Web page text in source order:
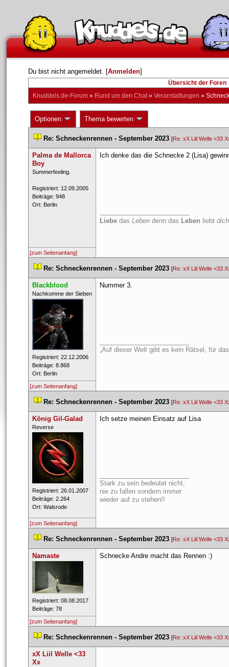
Du bist nicht angemeldet. [Anmelden]
Übersicht der Foren
Knuddels.de-Forum » Rund um den Chat » Veranstaltungen »
Optionen Thema bewerten
Re: Schneckenrennen - September 2023 [Re: xX Liil Welle <33
Palma de Mallorca
Boy
​Summerfeeling.
Registriert: 12.09.2005
Beiträge: 948
Ort: Berlin
Ich denke das die Schnecke 2 (Lisa)
Liebe das Leben denn das Leben liebt dich
[zum Seitenanfang]
Re: Schneckenrennen - September 2023 [Re: xX Liil Welle <33
Blackblood
​Nachkomme der Sieben
Registriert: 22.12.2006
Beiträge: 8.868
Ort: Berlin
Nummer 3.
„Auf dieser Welt gibt es kein Rätsel, für
[zum Seitenanfang]
Re: Schneckenrennen - September 2023 [Re: xX Liil Welle <33
König Gil-Galad
​Reverse
Registriert: 26.01.2007
Beiträge: 2.264
Ort: Walsrode
Ich setze meinen Einsatz auf Lisa
Stark zu sein bedeutet nicht,
nie zu fallen sondern immer
wieder auf zu stehen!!
[zum Seitenanfang]
Re: Schneckenrennen - September 2023 [Re: xX Liil Welle <33
Namaste
Registriert: 08.08.2017
Beiträge: 78
Schnecke Andre macht das Rennen :)
[zum Seitenanfang]
Re: Schneckenrennen - September 2023 [Re: xX Liil Welle <33
xX Liil Welle <33
Xx